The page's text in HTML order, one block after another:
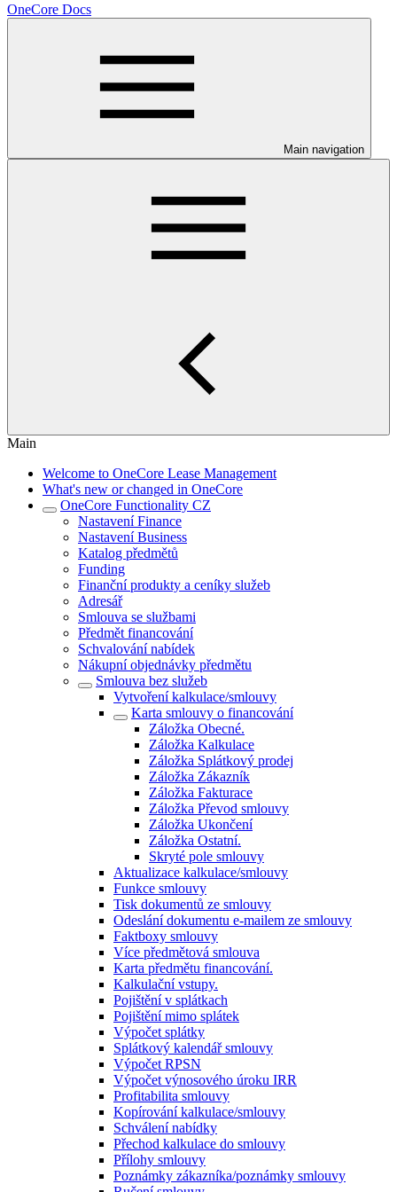
OneCore Docs
Main navigation
Main
Welcome to OneCore Lease Management
What's new or changed in OneCore
OneCore Functionality CZ
Nastavení Finance
Nastavení Business
Katalog předmětů
Funding
Finanční produkty a ceníky služeb
Adresář
Smlouva se službami
Předmět financování
Schvalování nabídek
Nákupní objednávky předmětu
Smlouva bez služeb
Vytvoření kalkulace/smlouvy
Karta smlouvy o financování
Záložka Obecné.
Záložka Kalkulace
Záložka Splátkový prodej
Záložka Zákazník
Záložka Fakturace
Záložka Převod smlouvy
Záložka Ukončení
Záložka Ostatní.
Skryté pole smlouvy
Aktualizace kalkulace/smlouvy
Funkce smlouvy
Tisk dokumentů ze smlouvy
Odeslání dokumentu e-mailem ze smlouvy
Faktboxy smlouvy
Více předmětová smlouva
Karta předmětu financování.
Kalkulační vstupy.
Pojištění v splátkach
Pojištění mimo splátek
Výpočet splátky
Splátkový kalendář smlouvy
Výpočet RPSN
Výpočet výnosového úroku IRR
Profitabilita smlouvy
Kopírování kalkulace/smlouvy
Schválení nabídky
Přechod kalkulace do smlouvy
Přílohy smlouvy
Poznámky zákazníka/poznámky smlouvy